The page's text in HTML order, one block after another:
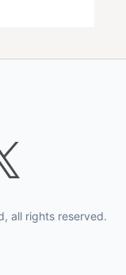
all rights reserved.